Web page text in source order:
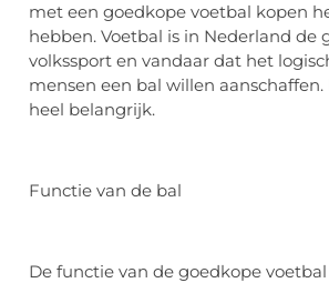
met een goedkope voetbal kopen
hebben. Voetbal is in Nederland de
volkssport en vandaar dat het
mensen een bal willen aanschaffen.
heel belangrijk.
Functie van de bal
De functie van de goedkope